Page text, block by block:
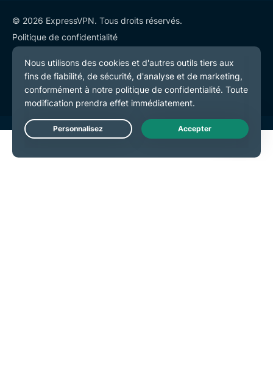
© 2026 ExpressVPN. Tous droits réservés.
Politique de confidentialité
Conditions de service
Préférences de cookies
Live Chat